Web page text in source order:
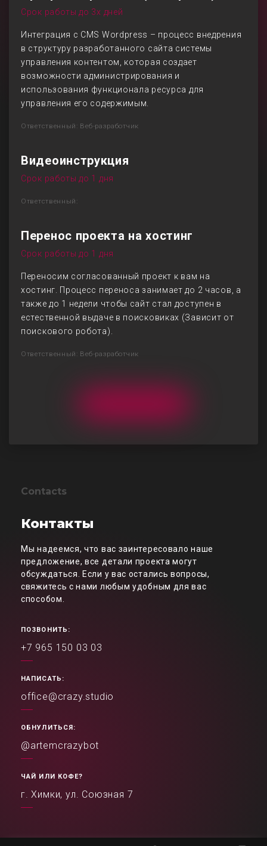
Срок работы до 3х дней
Интеграция с CMS Wordpress – процесс внедрения
в структуру разработанного сайта системы
управления контентом, которая создает
возможности администрирования и
использования функционала ресурса для
управления его содержимым.
Ответственный: Веб-разработчик
Видеоинструкция
Срок работы до 1 дня
Ответственный:
Перенос проекта на хостинг
Срок работы до 1 дня
Переносим согласованный проект к вам на
хостинг. Процесс переноса занимает до 2 часов, а
также до 1 недели чтобы сайт стал доступен в
естественной выдаче в поисковиках (Зависит от
поискового робота).
Ответственный: Веб-разработчик
Contacts
Контакты
Мы надеемся, что вас заинтересовало наше
предложение, все детали проекта могут
обсуждаться. Если у вас остались вопросы,
свяжитесь с нами любым удобным для вас
способом.
ПОЗВОНИТЬ:
+7 965 150 03 03
НАПИСАТЬ:
office@crazy.studio
ОБНУЛИТЬСЯ:
@artemcrazybot
ЧАЙ ИЛИ КОФЕ?
г. Химки, ул. Союзная 7